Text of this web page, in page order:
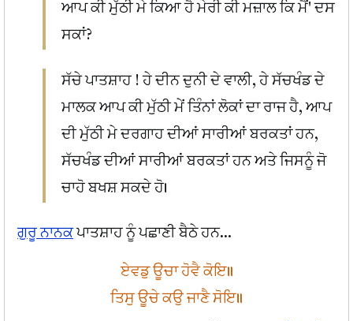
ਆਪ ਕੀ ਮੁੱਠੀ ਮੇ ਕਿਆ ਹੈ ਮੇਰੀ ਕੀ ਮਜ਼ਾਲ ਕਿ ਮੈਂ' ਦਸ
ਸਕਾਂ?
ਸੱਚੇ ਪਾਤਸ਼ਾਹ ! ਹੇ ਦੀਨ ਦੁਨੀ ਦੇ ਵਾਲੀ, ਹੇ ਸੱਚਖੰਡ ਦੇ
ਮਾਲਕ ਆਪ ਕੀ ਮੁੱਠੀ ਮੇਂ ਤਿੰਨਾਂ ਲੋਕਾਂ ਦਾ ਰਾਜ ਹੈ, ਆਪ
ਦੀ ਮੁੱਠੀ ਮੇ ਦਰਗਾਹ ਦੀਆਂ ਸਾਰੀਆਂ ਬਰਕਤਾਂ ਹਨ,
ਸੱਚਖੰਡ ਦੀਆਂ ਸਾਰੀਆਂ ਬਰਕਤਾਂ ਹਨ ਅਤੇ ਜਿਸਨੂੰ ਜੋ
ਚਾਹੋ ਬਖਸ਼ ਸਕਦੇ ਹੋ।
ਗੁਰੂ ਨਾਨਕਪਾਤਸ਼ਾਹ ਨੂੰ ਪਛਾਣੀ ਬੈਠੇ ਹਨ...
ਏਵਡੁ ਊਚਾ ਹੋਵੈ ਕੋਇ॥
ਤਿਸੁ ਊਚੇ ਕਉ ਜਾਣੈ ਸੋਇ॥